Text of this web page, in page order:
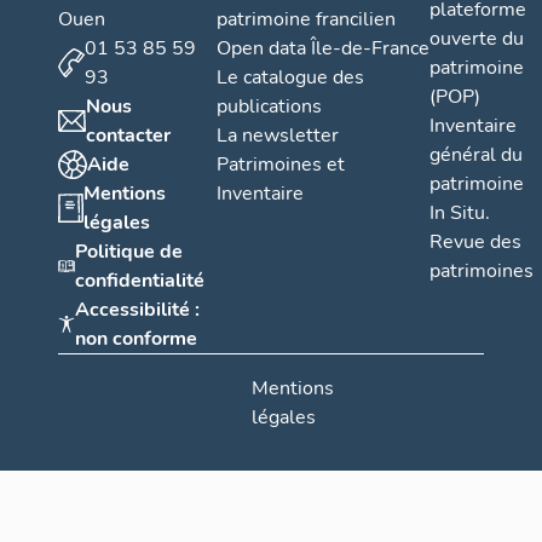
Ouen
01 53 85 59
93
Nous
contacter
Aide
Mentions
légales
Politique de
confidentialité
Accessibilité :
non conforme
patrimoine francilien
Open data Île-de-France
Le catalogue des
publications
La newsletter
Patrimoines et
Inventaire
plateforme
ouverte du
patrimoine
(POP)
Inventaire
général du
patrimoine
In Situ.
Revue des
patrimoines
Mentions
légales